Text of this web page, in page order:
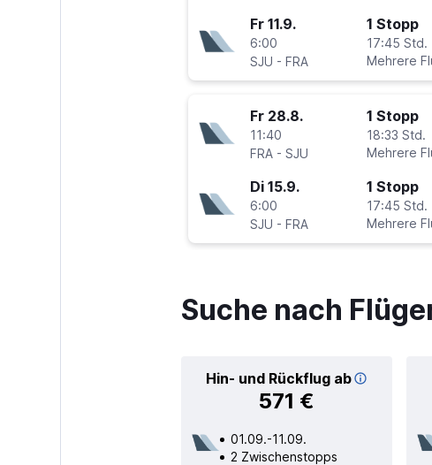
Fr 11.9.
6:00
SJU - FRA
1 Stopp
17:45 Std.
Mehrere
Fr 28.8.
11:40
FRA - SJU
1 Stopp
18:33 Std.
Mehrere
Di 15.9.
6:00
SJU - FRA
1 Stopp
17:45 Std.
Mehrere
Suche nach
Hin- und Rückflug ab
571 €
01.09.-11.09.
2 Zwischenstopps